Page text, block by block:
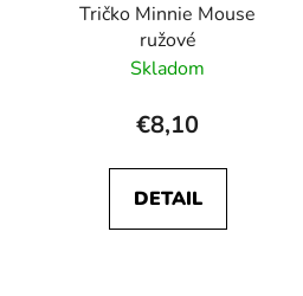
Tričko Minnie Mouse
ružové
Skladom
€8,10
DETAIL